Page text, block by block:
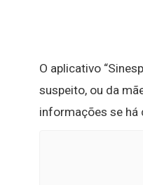
O aplicativo
suspeito, ou da
informações se há